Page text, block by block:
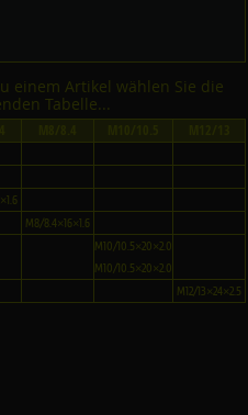
einem Artikel wählen Sie die
Tabelle...
M8/8.4×16×1.6
M10/10.5×20×2.0
M10/10.5×20×2.0
M12/13×24×2.5